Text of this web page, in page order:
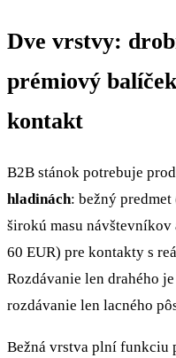
Dve vrstvy:
prémiový
kontakt
B2B stánok potrebuje
hladinách: bežný
širokú masu
60 EUR) pre kontakty s
Rozdávanie len drahého
rozdávanie len lacného
Bežná vrstva plní funkciu